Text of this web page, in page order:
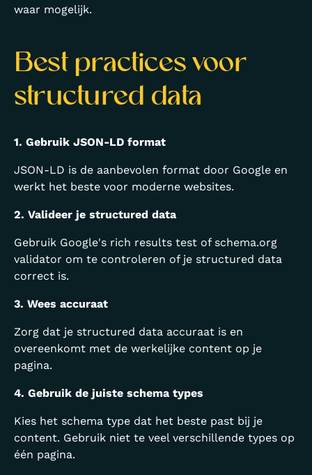
waar mogelijk.
Best practices voor
structured data
1. Gebruik JSON-LD format
JSON-LD is de aanbevolen format door Google en
werkt het beste voor moderne websites.
2. Valideer je structured data
Gebruik Google's rich results test of schema.org
validator om te controleren of je structured data
correct is.
3. Wees accuraat
Zorg dat je structured data accuraat is en
overeenkomt met de werkelijke content op je
pagina.
4. Gebruik de juiste schema types
Kies het schema type dat het beste past bij je
content. Gebruik niet te veel verschillende types op
één pagina.